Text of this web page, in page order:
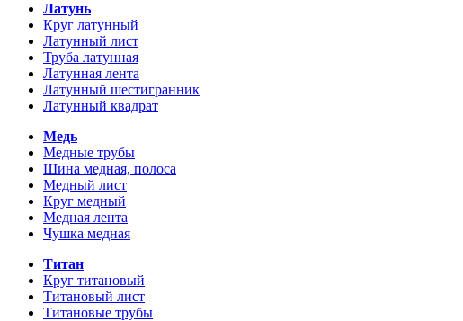
Латунь
Круг латунный
Латунный лист
Труба латунная
Латунная лента
Латунный шестигранник
Латунный квадрат
Медь
Медные трубы
Шина медная, полоса
Медный лист
Круг медный
Медная лента
Чушка медная
Титан
Круг титановый
Титановый лист
Титановые трубы